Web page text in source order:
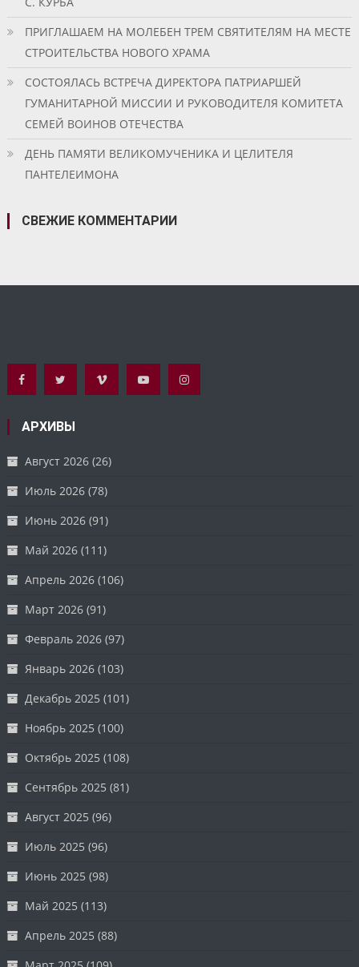
ПРИГЛАШАЕМ НА МОЛЕБЕН ТРЕМ СВЯТИТЕЛЯМ НА МЕСТЕ
СТРОИТЕЛЬСТВА НОВОГО ХРАМА
СОСТОЯЛАСЬ ВСТРЕЧА ДИРЕКТОРА ПАТРИАРШЕЙ
ГУМАНИТАРНОЙ МИССИИ И РУКОВОДИТЕЛЯ КОМИТЕТА
СЕМЕЙ ВОИНОВ ОТЕЧЕСТВА
ДЕНЬ ПАМЯТИ ВЕЛИКОМУЧЕНИКА И ЦЕЛИТЕЛЯ
ПАНТЕЛЕИМОНА
СВЕЖИЕ КОММЕНТАРИИ
АРХИВЫ
Август 2026 (26)
Июль 2026 (78)
Июнь 2026 (91)
Май 2026 (111)
Апрель 2026 (106)
Март 2026 (91)
Февраль 2026 (97)
Январь 2026 (103)
Декабрь 2025 (101)
Ноябрь 2025 (100)
Октябрь 2025 (108)
Сентябрь 2025 (81)
Август 2025 (96)
Июль 2025 (96)
Июнь 2025 (98)
Май 2025 (113)
Апрель 2025 (88)